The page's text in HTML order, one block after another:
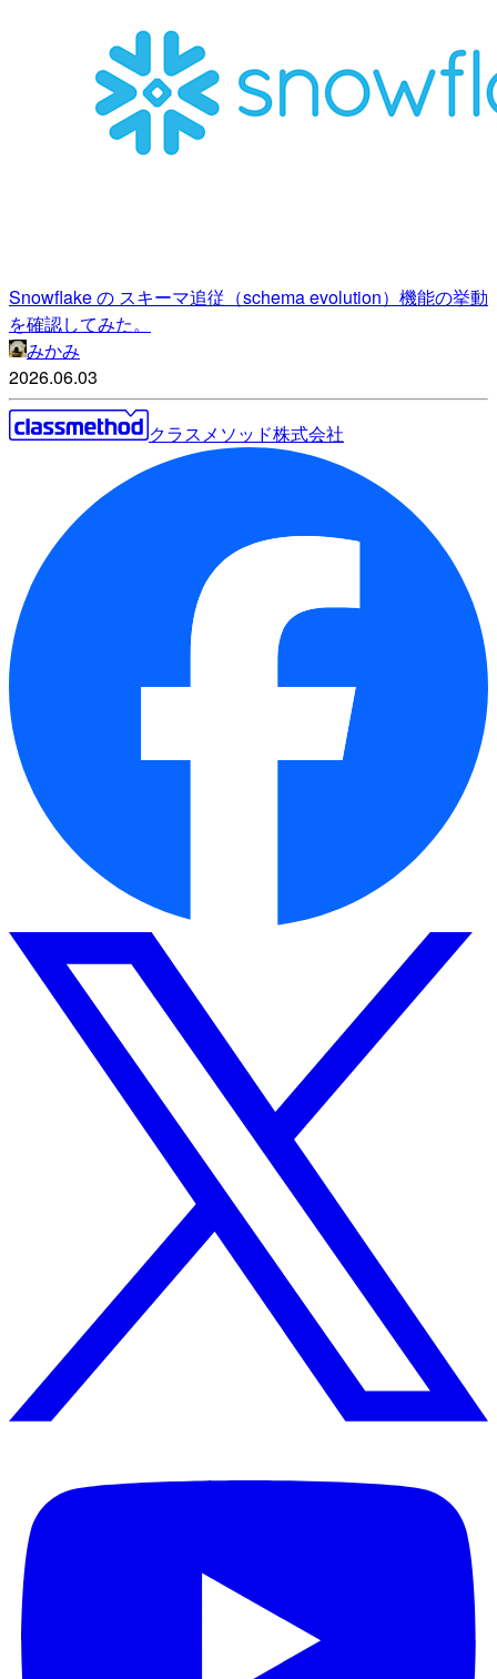
Snowflake の スキーマ追従（schema evolution）機能の挙動
を確認してみた。
みかみ
2026.06.03
クラスメソッド株式会社